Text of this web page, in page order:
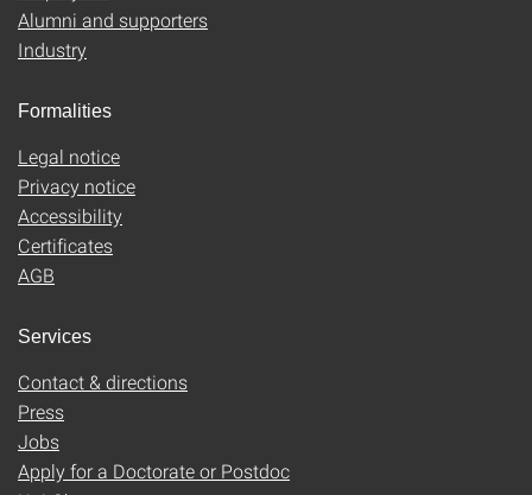
Alumni and supporters
Industry
Formalities
Legal notice
Privacy notice
Accessibility
Certificates
AGB
Services
Contact & directions
Press
Jobs
Apply for a Doctorate or Postdoc